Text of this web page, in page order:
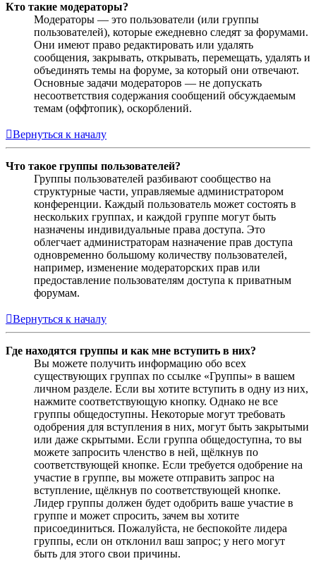
Кто такие модераторы?
Модераторы — это пользователи (или группы
пользователей), которые ежедневно следят за форумами.
Они имеют право редактировать или удалять
сообщения, закрывать, открывать, перемещать, удалять и
объединять темы на форуме, за который они отвечают.
Основные задачи модераторов — не допускать
несоответствия содержания сообщений обсуждаемым
темам (оффтопик), оскорблений.
Вернуться к началу
Что такое группы пользователей?
Группы пользователей разбивают сообщество на
структурные части, управляемые администратором
конференции. Каждый пользователь может состоять в
нескольких группах, и каждой группе могут быть
назначены индивидуальные права доступа. Это
облегчает администраторам назначение прав доступа
одновременно большому количеству пользователей,
например, изменение модераторских прав или
предоставление пользователям доступа к приватным
форумам.
Вернуться к началу
Где находятся группы и как мне вступить в них?
Вы можете получить информацию обо всех
существующих группах по ссылке «Группы» в вашем
личном разделе. Если вы хотите вступить в одну из них,
нажмите соответствующую кнопку. Однако не все
группы общедоступны. Некоторые могут требовать
одобрения для вступления в них, могут быть закрытыми
или даже скрытыми. Если группа общедоступна, то вы
можете запросить членство в ней, щёлкнув по
соответствующей кнопке. Если требуется одобрение на
участие в группе, вы можете отправить запрос на
вступление, щёлкнув по соответствующей кнопке.
Лидер группы должен будет одобрить ваше участие в
группе и может спросить, зачем вы хотите
присоединиться. Пожалуйста, не беспокойте лидера
группы, если он отклонил ваш запрос; у него могут
быть для этого свои причины.